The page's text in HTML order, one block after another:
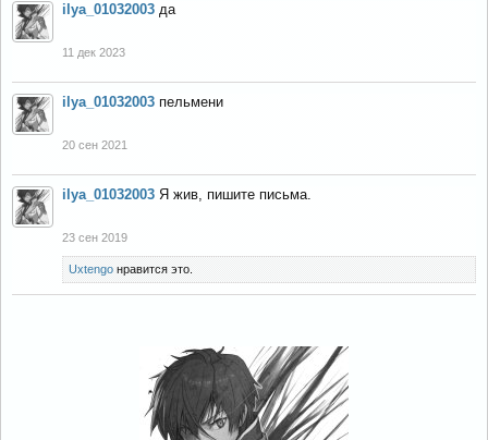
ilya_01032003 да
11 дек 2023
ilya_01032003 пельмени
20 сен 2021
ilya_01032003 Я жив, пишите письма.
23 сен 2019
Uxtengo нравится это.